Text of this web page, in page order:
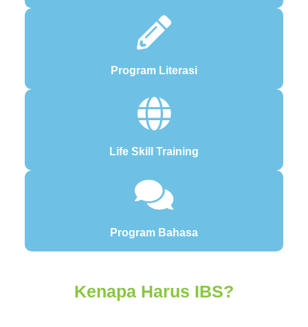
Program Literasi
Life Skill Training
Program Bahasa
Kenapa Harus IBS?